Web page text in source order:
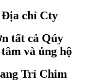
chỉ Cty
tất cả Qúy
và ủng hộ
Trí Chim